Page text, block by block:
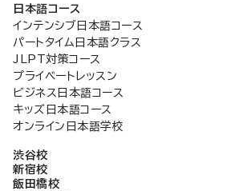
ー
ジ
送
り
日本語コース
インテンシブ日本語コース
パートタイム日本語クラス
JLPT対策コース
プライベートレッスン
ビジネス日本語コース
キッズ日本語コース
オンライン日本語学校
渋谷校
新宿校
飯田橋校